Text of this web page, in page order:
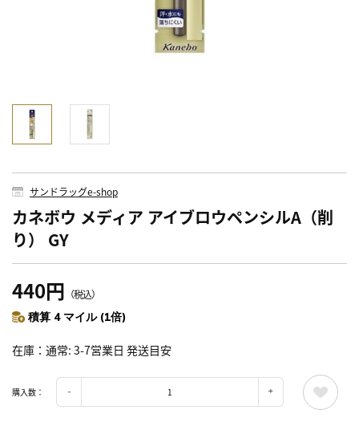
サンドラッグe-shop
カネボウ メディア アイブロウペンシルA（削
り） GY
440円 （税込）
積算 4 マイル (1倍)
在庫 通常: 3-7営業日 発送目安
購入数：